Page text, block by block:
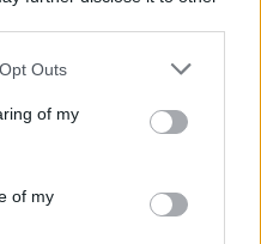
Outs
of my
of my